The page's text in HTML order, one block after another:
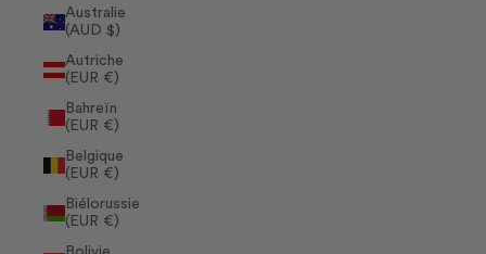
Australie
(AUD $)
Autriche
(EUR €)
Bahreïn
(EUR €)
Belgique
(EUR €)
Biélorussie
(EUR €)